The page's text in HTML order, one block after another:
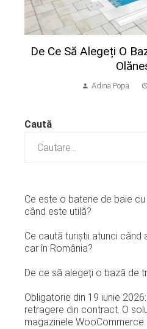
De Ce Să Alegeți O
Adina Popa
Caută
Ce este o baterie de baie
când este utilă?
Ce caută turiștii atunci când
car în România?
De ce să alegeți o bază de
Obligatorie din 19 iunie
retragere din contract. O
magazinele WooCommerce